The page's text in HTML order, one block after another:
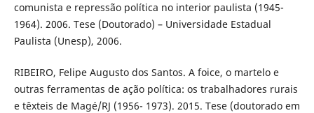
comunista e repressão política no interior paulista (1945-
1964). 2006. Tese (Doutorado) – Universidade Estadual
Paulista (Unesp), 2006.
RIBEIRO, Felipe Augusto dos Santos. A foice, o martelo e
outras ferramentas de ação política: os trabalhadores rurais
e têxteis de Magé/RJ (1956- 1973). 2015. Tese (doutorado em